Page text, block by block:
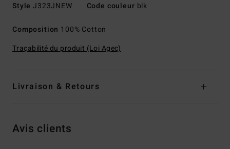
Style J323JNEW Code couleur blk
Composition 100% Cotton
Traçabilité du produit (Loi Agec)
Livraison & Retours
Avis clients